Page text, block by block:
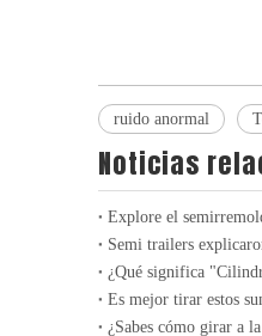
ruido anormal
Noticias
Explore el
Semi trailers
Es mejor tirar estos